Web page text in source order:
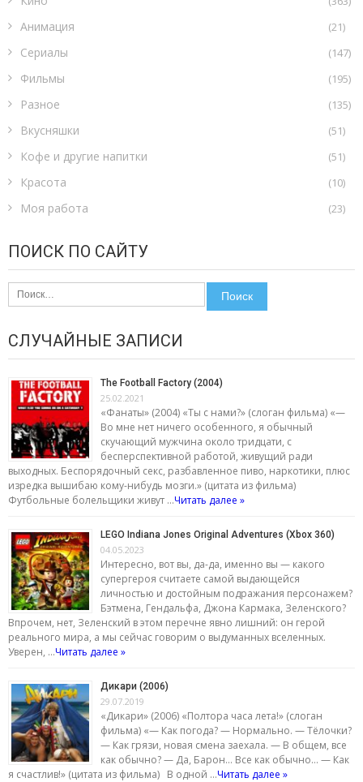
Анимация (21)
Сериалы (147)
Фильмы (195)
Разное (135)
Вкусняшки (51)
Кофе и другие напитки (51)
Красота (10)
Моя работа (23)
ПОИСК ПО САЙТУ
Найти:
СЛУЧАЙНЫЕ ЗАПИСИ
The Football Factory (2004)
25.02.2021
«Фанаты» (2004) «Ты с нами?» (слоган фильма) «—
Во мне нет ничего особенного, я обычный
скучающий мужчина около тридцати, с
бесперспективной работой, живущий ради
выходных. Беспорядочный секс, разбавленное пиво, наркотики, плюс
изредка вышибаю кому-нибудь мозги.» (цитата из фильма)
Футбольные болельщики живут …Читать далее »
LEGO Indiana Jones Original Adventures (Xbox 360)
04.05.2023
Интересно, вот вы, да-да, именно вы — какого
супергероя считаете самой выдающейся
личностью и достойным подражания персонажем?
Бэтмена, Гендальфа, Джона Кармака, Зеленского?
Впрочем, нет, Зеленский в этом перечне явно лишний: он герой
реального мира, а мы сейчас говорим о выдуманных вселенных.
Уверен, …Читать далее »
Дикари (2006)
29.07.2019
«Дикари» (2006) «Полтора часа лета!» (слоган
фильма) «— Как погода? — Нормально. — Тёлочки?
— Как грязи, новая смена заехала. — В общем, все
как обычно? — Да, Барон… Все как обычно… — Как
я счастлив!» (цитата из фильма) В одной …Читать далее »